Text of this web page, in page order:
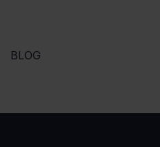
BLOG